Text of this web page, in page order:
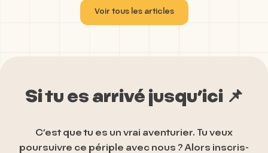
Voir tous les articles
Si tu es arrivé jusqu’ici 📌
C’est que tu es un vrai aventurier. Tu veux
poursuivre ce périple avec nous ? Alors inscris-